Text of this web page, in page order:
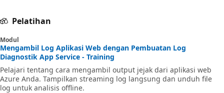
Pelatihan
Modul
Mengambil Log Aplikasi Web dengan Pembuatan Log
Diagnostik App Service - Training
Pelajari tentang cara mengambil output jejak dari aplikasi web
Azure Anda. Tampilkan streaming log langsung dan unduh file
log untuk analisis offline.